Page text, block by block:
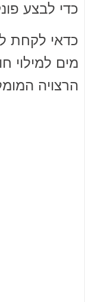
כדי לבצע
כדאי לקחת
מים למילוי
הרצויה